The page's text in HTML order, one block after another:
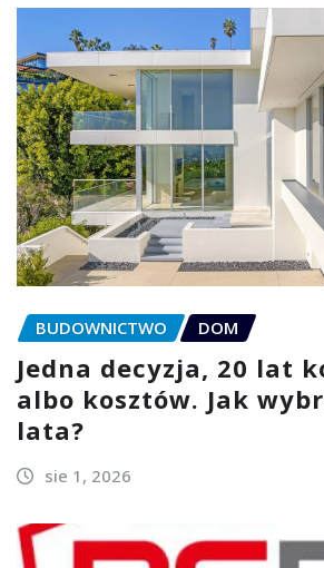
BUDOWNICTWO DOM
Jedna decyzja, 20 lat
albo kosztów. Jak
lata?
sie 1, 2026